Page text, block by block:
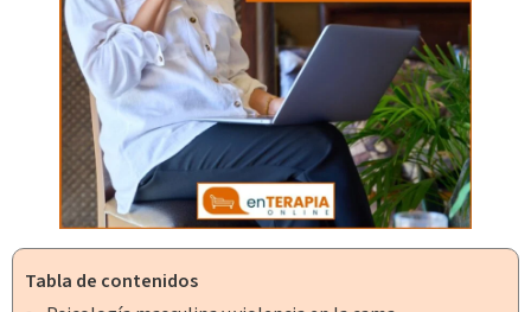
Tabla de contenidos